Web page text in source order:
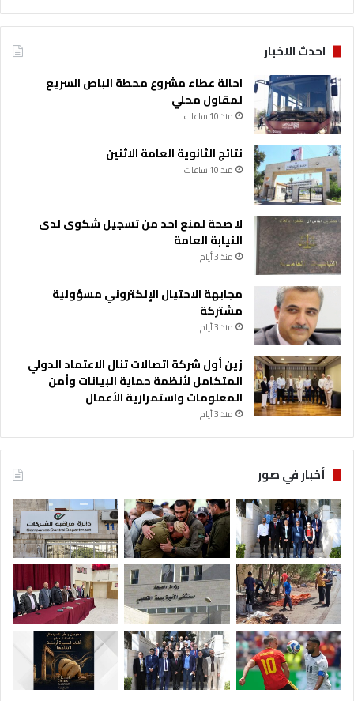
احدث الاخبار
احالة عطاء مشروع محطة الباص السريع
لمقاول محلي
منذ 10 ساعات
نتائج الثانوية العامة الاثنين
منذ 10 ساعات
لا صحة لمنع احد من تسجيل شكوى لدى
النيابة العامة
منذ 3 أيام
مجابهة الاحتيال الإلكتروني مسؤولية
مشتركة
منذ 3 أيام
زين أول شركة اتصالات تنال الاعتماد الدولي
المتكامل لأنظمة حماية البيانات وأمن
المعلومات واستمرارية الأعمال
منذ 3 أيام
أخبار في صور